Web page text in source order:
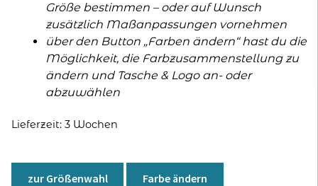
Größe bestimmen – oder auf Wunsch
zusätzlich Maßanpassungen vornehmen
über den Button „Farben ändern“ hast du die
Möglichkeit, die Farbzusammenstellung zu
ändern und Tasche & Logo an- oder
abzuwählen
Lieferzeit: 3 Wochen
zur Größenwahl Farbe ändern